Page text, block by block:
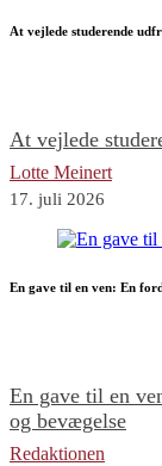
At vejlede studerende
At vejlede
Lotte Meinert
17. juli 2026
En gave til en ven: En
En gave til en
og bevægelse
Redaktionen